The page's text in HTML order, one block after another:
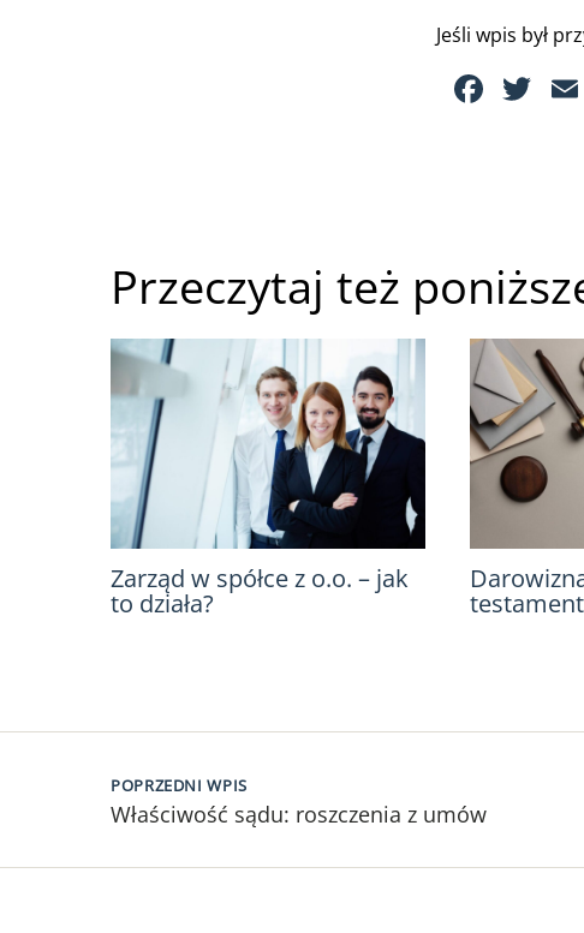
Jeśli wpis był
F
o
o
k
T
Przeczytaj też
Zarząd w spółce z o.o. – jak
to działa?
POPRZEDNI WPIS
Właściwość sądu: roszczenia z umów